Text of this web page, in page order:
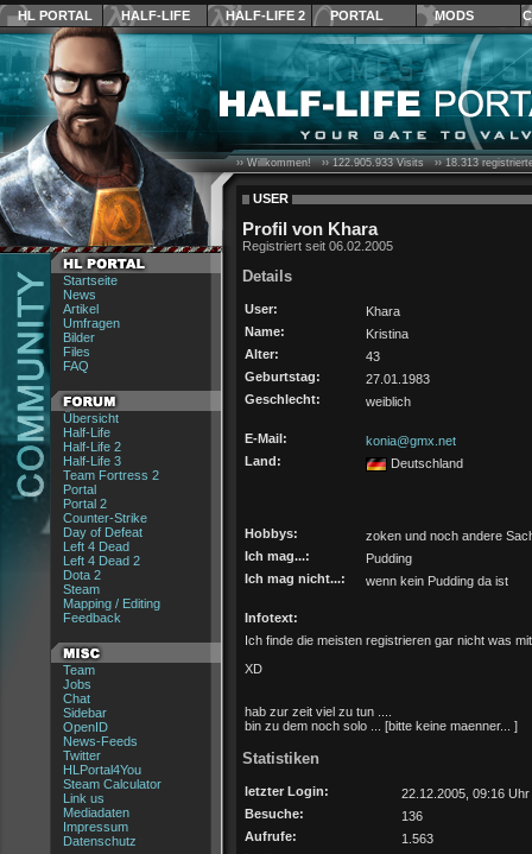
HL PORTAL HALF-LIFE HALF-LIFE 2 PORTAL MODS
Startseite
News
Artikel
Umfragen
Bilder
Files
FAQ
Übersicht
Half-Life
Half-Life 2
Half-Life 3
Team Fortress 2
Portal
Portal 2
Counter-Strike
Day of Defeat
Left 4 Dead
Left 4 Dead 2
Dota 2
Steam
Mapping / Editing
Feedback
Team
Jobs
Chat
Sidebar
OpenID
News-Feeds
Twitter
HLPortal4You
Steam Calculator
Link us
Mediadaten
Impressum
Datenschutz
›› Willkommen! ››122.905.933Visits ››18.313
USER
Profil von Khara
Registriert seit 06.02.2005
Details
User:
Khara
Name:
Kristina
Alter:
43
Geburtstag:
27.01.1983
Geschlecht:
weiblich
E-Mail:
konia@gmx.net
Land:
Deutschland
Hobbys:
zoken und noch andere
Ich mag...:
Pudding
Ich mag nicht...:
wenn kein Pudding da ist
Infotext:
Ich finde die meisten registrieren gar nicht was
XD
hab zur zeit viel zu tun ....
bin zu dem noch solo ... [bitte keine maenner... ]
Statistiken
letzter Login:
22.12.2005, 09:16 Uhr
Besuche:
136
Aufrufe:
1.563